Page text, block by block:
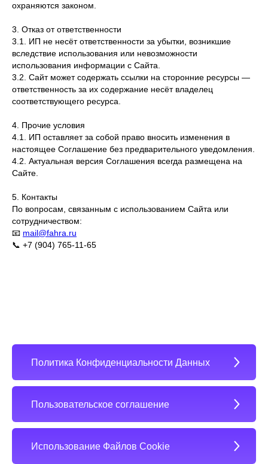
охраняются законом.
3. Отказ от ответственности
3.1. ИП не несёт ответственности за убытки, возникшие
вследствие использования или невозможности
использования информации с Сайта.
3.2. Сайт может содержать ссылки на сторонние ресурсы —
ответственность за их содержание несёт владелец
соответствующего ресурса.
4. Прочие условия
4.1. ИП оставляет за собой право вносить изменения в
настоящее Соглашение без предварительного уведомления.
4.2. Актуальная версия Соглашения всегда размещена на
Сайте.
5. Контакты
По вопросам, связанным с использованием Сайта или
сотрудничеством:
📧 mail@fahra.ru
📞 +7 (904) 765-11-65
Политика Конфиденциальности Данных
Пользовательское соглашение
Использование Файлов Cookie